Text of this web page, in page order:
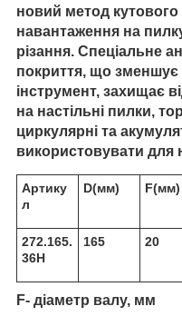
новий метод кутового
навантаження на
різання. Спеціальне
покриття, що зменшує
інструмент, захищає
на настільні пилки,
циркулярні та
використовувати для
Артику
л
D(мм) F(мм)
272.165.
36H
165 20
F- діаметр валу, мм